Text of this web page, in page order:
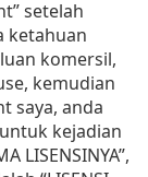
setelah
ketahuan
komersil,
kemudian
saya, anda
kejadian
LISENSINYA”,